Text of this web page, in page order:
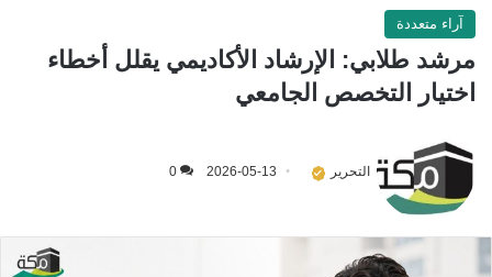
آراء متعددة
مرشد طلابي: الإرشاد الأكاديمي يقلل أخطاء
اختيار التخصص الجامعي
التحرير 2026-05-13
0